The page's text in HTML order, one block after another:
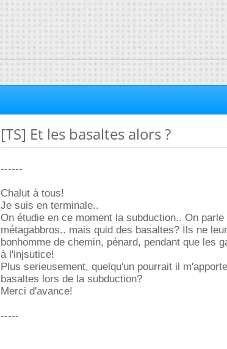
[TS] Et les basaltes alors ?
------
Chalut à tous!
Je suis en terminale..
On étudie en ce moment la subduction.. On
métagabbros.. mais quid des basaltes? Ils ne
bonhomme de chemin, pénard, pendant que les
à l'injsutice!
Plus serieusement, quelqu'un pourrait il
basaltes lors de la subduction?
Merci d'avance!
-----